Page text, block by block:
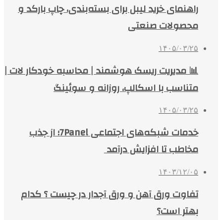
راهنمای خرید لیبل برای بسته‌بندی، چاپ بارکد و
محصولات صنعتی
۱۴۰۵/۰۳/۲۵
📊 مدیریت ریسک هوشمند | محاسبه خودکار لات |
متناسب با اسکالپ، روزانه و سوئینگ
۱۴۰۵/۰۳/۲۵
خدمات شبکه‌های اجتماعی 7Panel؛ از جذب
مخاطب تا افزایش درآمد
۱۴۰۳/۱۲/۰۵
تفاوت ورق آهن و ورق آجدار در چیست ؟ کدام
بهتر است؟